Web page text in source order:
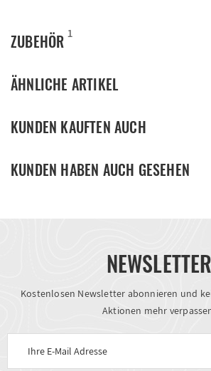
ZUBEHÖR 1
ÄHNLICHE ARTIKEL
KUNDEN KAUFTEN AUCH
KUNDEN HABEN AUCH GESEHEN
NEWSLETTER
Kostenlosen Newsletter abonnieren und
Aktionen mehr